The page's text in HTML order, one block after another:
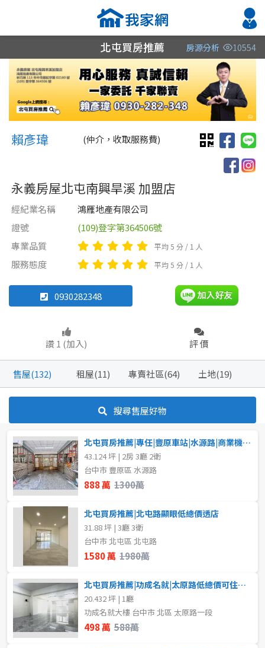
縣市
不限
南投縣
區域
不限
不拘 公寓 電梯大樓
透天厝 華廈 店面
不拘
20坪以下
20~30 坪 30~40 坪
50~60 坪
60~70 坪 70~80 坪
80坪以上
~ 坪
樓層
不拘
地下室
1樓 2樓
3樓
縣市
不限
彰化縣
區域
不限
縣市
不限
南投縣
區域
不限
不拘 整層住家 店面
土地
不拘
20坪以下
20~30 坪 50~60 坪
~ 坪
樓層
不拘
地下室
1樓
11~20樓 21樓以上
~ 樓
北屯買房推薦 房源分析 10554
賴彥瑋 阿瑋
賴彥瑋 (仲介，收取服務費)
永義房屋北屯南興旱溪 加盟店
經紀業名稱
鴻雁地產有限公司
證號
(109)登字第364506號
專業品質
平均 5 分 / 1 人
服務態度 平均 5 分 / 1 人
0930282348
讚 1 (加入) 評 價
售屋(132) 租屋(11) 專賣社區(64) 土地(19)
搜尋售屋好物
北屯買房推薦|專任|豐原車站|水源路|商業機能完善樓店
43.124 坪 | 2房 3廳 2衛
台中市 豐原區 水源路
888 萬 1300萬
北屯買房推薦|北屯路顯眼低總價透店
31.88 坪 | 3廳 3衛
台中市 北屯區 北屯路
1580 萬 1980萬
北屯買房推薦|功成名就|太原路低總價可住可辦
20.432 坪 | 1廳
功成名就大樓 台中市 北區 太原路一段
498 萬 588萬